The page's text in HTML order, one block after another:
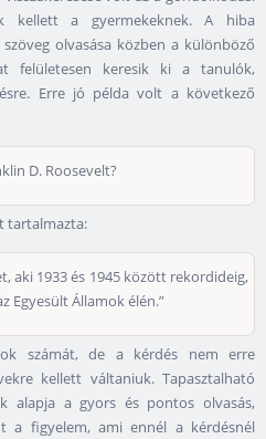
kellett a gyermekeknek. A hiba
olvasása közben a különböző
felületesen keresik ki a tanulók,
Erre jó példa volt a következő
D. Roosevelt?
tartalmazta:
aki 1933 és 1945 között rekordideig,
Egyesült Államok élén.”
számát, de a kérdés nem erre
kellett váltaniuk. Tapasztalható
alapja a gyors és pontos olvasás,
a figyelem, ami ennél a kérdésnél